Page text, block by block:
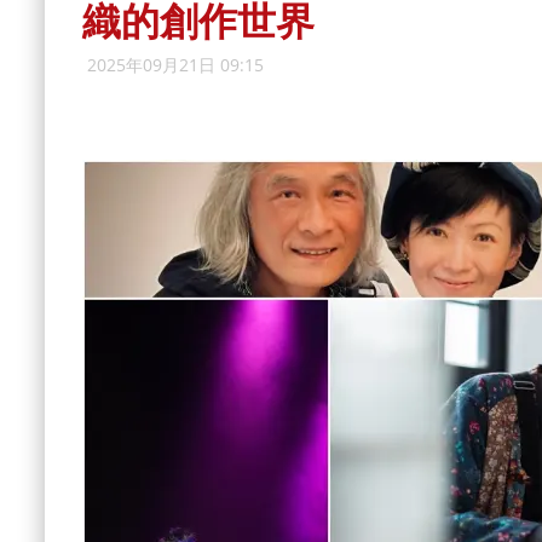
織的創作世界
2025年09月21日 09:15